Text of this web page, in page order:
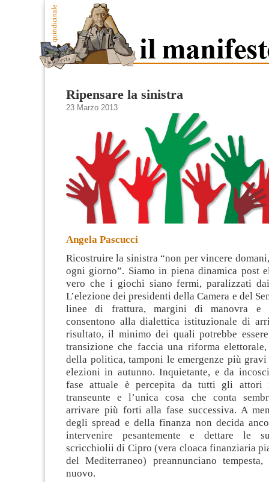
Ripensare la sinistra
23 Marzo 2013
Angela Pascucci
Ricostruire la sinistra “non per vincere
ogni giorno”. Siamo in piena dinamica post
vero che i giochi siano fermi, paralizzati
L’elezione dei presidenti della Camera e del
linee di frattura, margini di manovra e
consentono alla dialettica istituzionale di
risultato, il minimo dei quali potrebbe
transizione che faccia una riforma
della politica, tamponi le emergenze più
elezioni in autunno. Inquietante, e da
fase attuale è percepita da tutti gli attori
transeunte e l’unica cosa che conta
arrivare più forti alla fase successiva. A
degli spread e della finanza non decida
intervenire pesantemente e dettare le
scricchiolii di Cipro (vera cloaca finanziaria
del Mediterraneo) preannunciano
nuovo.